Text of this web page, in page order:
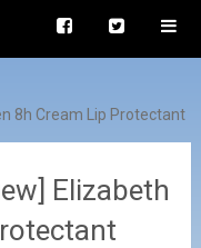
8h Cream Lip Protectant
Elizabeth